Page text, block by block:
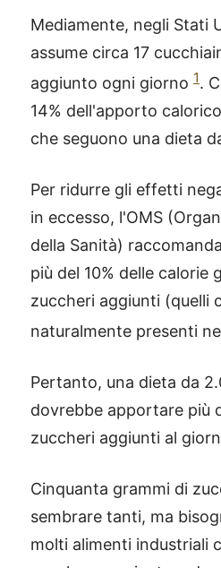
Mediamente, negli Stati
assume circa 17
aggiunto ogni giorno 1.
14% dell'apporto
che seguono una dieta
Per ridurre gli effetti
in eccesso, l'OMS
della Sanità)
più del 10% delle calorie
zuccheri aggiunti (quelli
naturalmente presenti
Pertanto, una dieta da
dovrebbe apportare più
zuccheri aggiunti al
Cinquanta grammi di
sembrare tanti, ma
molti alimenti industriali
X115®-
SCOPRI COME